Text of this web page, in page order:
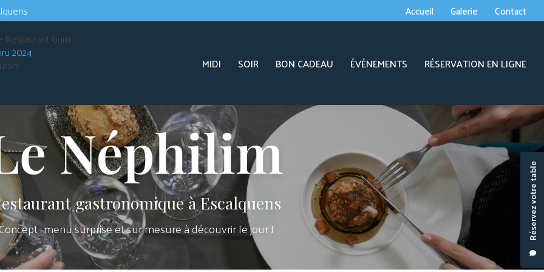
Réservez votre table
2024
Accueil Galerie Contact
MIDI
SOIR BON CADEAU ÉVÉNEMENTS RÉSERVATION EN LIGNE
gastronomique à Escalquens
: menu surprise et sur mesure à découvrir le jour J